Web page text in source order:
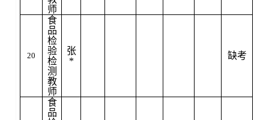
师
20
食
品
检
验
检
测
教
师
张
*
缺考
食
品